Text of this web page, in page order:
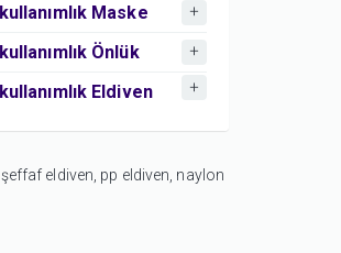
Maske
Önlük
Eldiven
şeffaf eldiven, pp eldiven, naylon